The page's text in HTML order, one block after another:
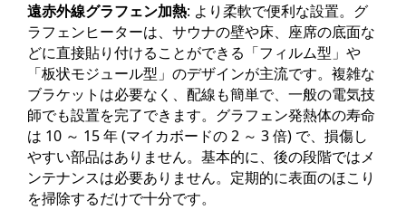
遠赤外線グラフェン加熱: より柔軟で便利な設置。グ
ラフェンヒーターは、サウナの壁や床、座席の底面な
どに直接貼り付けることができる「フィルム型」や
「板状モジュール型」のデザインが主流です。複雑な
ブラケットは必要なく、配線も簡単で、一般の電気技
師でも設置を完了できます。グラフェン発熱体の寿命
は 10 ～ 15 年 (マイカボードの 2 ～ 3 倍) で、損傷し
やすい部品はありません。基本的に、後の段階ではメ
ンテナンスは必要ありません。定期的に表面のほこり
を掃除するだけで十分です。